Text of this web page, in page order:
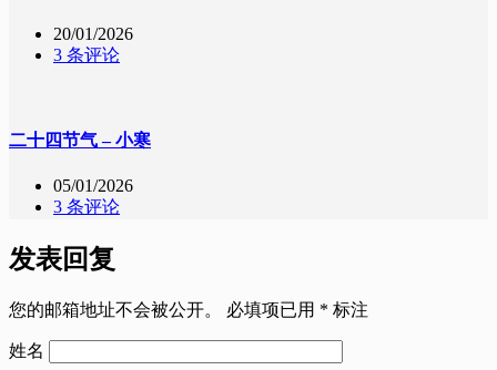
20/01/2026
3 条评论
二十四节气 – 小寒
05/01/2026
3 条评论
发表回复
您的邮箱地址不会被公开。 必填项已用 * 标注
姓名